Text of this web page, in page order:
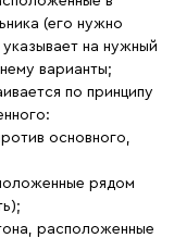
(его нужно
на нужный
варианты;
по принципу
основного,
рядом
расположенные